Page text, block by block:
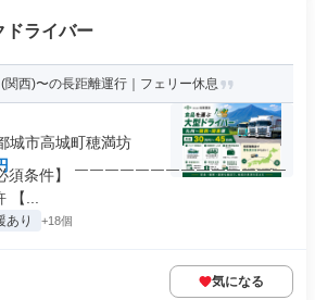
ドライバー
関西)〜の長距離運行｜フェリー休息
城市高城町穂満坊
須条件】 ￣￣￣￣￣￣￣￣￣￣￣￣￣￣
【...
あり +18個
気になる